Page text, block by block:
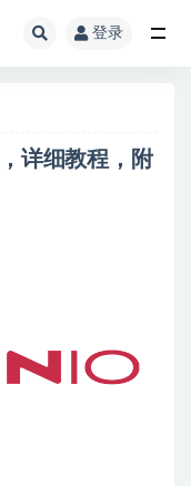
登录
详细教程，附